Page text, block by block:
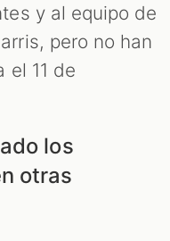
y al equipo de
pero no han
el 11 de
los
otras